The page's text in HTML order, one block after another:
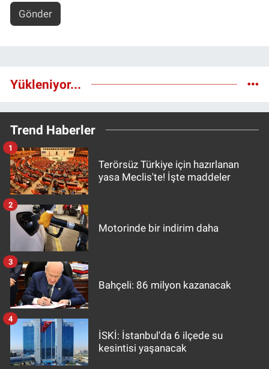
Gönder
Yükleniyor...
Trend Haberler
Terörsüz Türkiye için hazırlanan
yasa Meclis'te! İşte maddeler
1
Motorinde bir indirim daha
2
Bahçeli: 86 milyon kazanacak
3
İSKİ: İstanbul'da 6 ilçede su
kesintisi yaşanacak
4